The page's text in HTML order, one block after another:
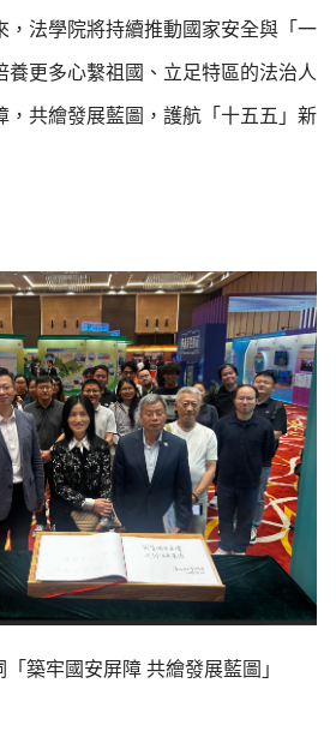
，法學院將持續推動國家安全與「一
養更多心繫祖國、立足特區的法治人
，共繪發展藍圖，護航「十五五」新
築牢國安屏障 共繪發展藍圖」